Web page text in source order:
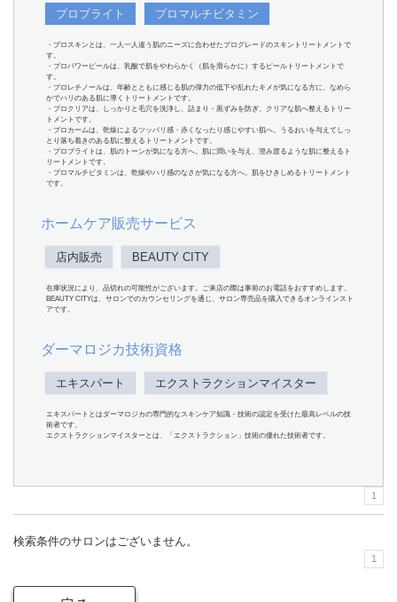
プロブライト プロマルチビタミン
・プロスキンとは、一人一人違う肌のニーズに合わせたプログレードのスキントリートメントで
す。
・プロパワーピールは、乳酸で肌をやわらかく（肌を滑らかに）するピールトリートメントで
す。
・プロレチノールは、年齢とともに感じる肌の弾力の低下や乱れたキメが気になる方に。なめら
かでハリのある肌に導くトリートメントです。
・プロクリアは、しっかりと毛穴を洗浄し、詰まり・黒ずみを防ぎ、クリアな肌へ整えるトリー
トメントです。
・プロカームは、乾燥によるツッパリ感・赤くなったり感じやすい肌へ。うるおいを与えてしっ
とり落ち着きのある肌に整えるトリートメントです。
・プロブライトは、肌のトーンが気になる方へ。肌に潤いを与え、澄み渡るような肌に整えるト
リートメントです。
・プロマルチビタミンは、乾燥やハリ感のなさが気になる方へ。肌をひきしめるトリートメント
です。
ホームケア販売サービス
店内販売 BEAUTY CITY
在庫状況により、品切れの可能性がございます。ご来店の際は事前のお電話をおすすめします。
BEAUTY CITYは、サロンでのカウンセリングを通じ、サロン専売品を購入できるオンラインスト
アです。
ダーマロジカ技術資格
エキスパート エクストラクションマイスター
エキスパートとはダーマロジカの専門的なスキンケア知識・技術の認定を受けた最高レベルの技
術者です。
エクストラクションマイスターとは、「エクストラクション」技術の優れた技術者です。
1
検索条件のサロンはございません。
1